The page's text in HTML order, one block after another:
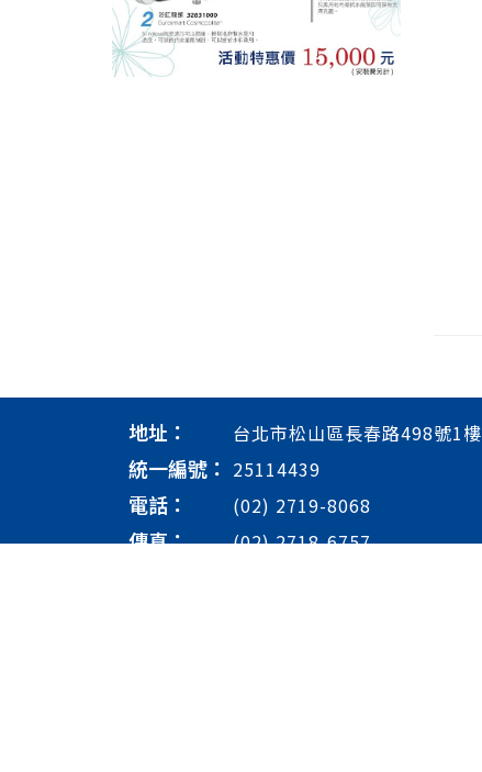
地址： 台北市松山區長春路498號1樓
統一編號： 25114439
電話： (02) 2719-8068
傳真： (02) 2718-6757